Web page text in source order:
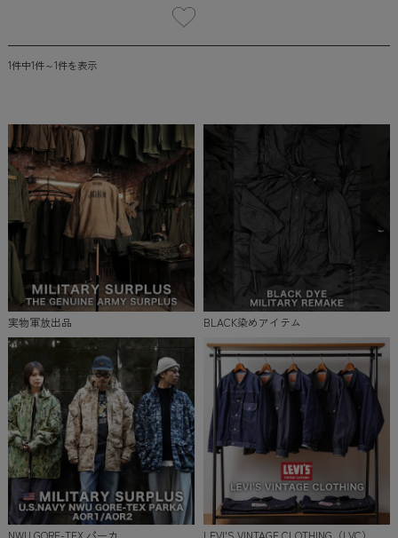
1件中1件～1件を表示
実物軍放出品 BLACK染めアイテム
NWU GORE-TEX パーカ LEVI'S VINTAGE CLOTHING（LVC）